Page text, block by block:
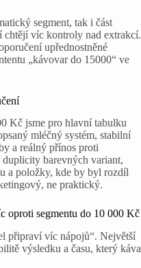
segment, tak i část
chtějí víc kontroly nad extrakcí.
upřednostněné
„kávovar do 15000“ ve
Kč jsme pro hlavní tabulku
mléčný systém, stabilní
a reálný přínos proti
barevných variant,
a položky, kde by byl rozdíl
ne praktický.
oproti segmentu do 10 000 Kč
připraví víc nápojů“. Největší
výsledku a času, který káva